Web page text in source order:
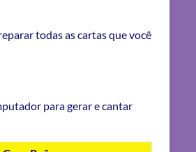
todas as cartas que você
para gerar e cantar